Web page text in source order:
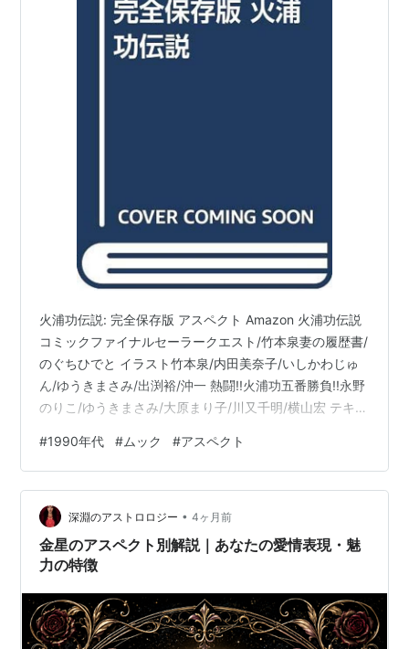
火浦功伝説: 完全保存版 アスペクト Amazon 火浦功伝説
コミックファイナルセーラークエスト/竹本泉妻の履歴書/
のぐちひでと イラスト竹本泉/内田美奈子/いしかわじゅ
ん/ゆうきまさみ/出渕裕/沖一 熱闘!!火浦功五番勝負!!永野
のりこ/ゆうきまさみ/大原まり子/川又千明/横山宏 テキス
1994/12/26 初版発行 アスペクト
#1990年代 #ムック #アスペクト
深淵のアストロロジー • 4ヶ月前
金星のアスペクト別解説｜あなたの愛情表現・魅
力の特徴